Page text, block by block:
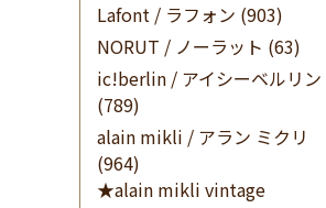
Lafont / ラフォン (903)
NORUT / ノーラット (63)
ic!berlin / アイシーベルリン
(789)
alain mikli / アラン ミクリ
(964)
★alain mikli vintage